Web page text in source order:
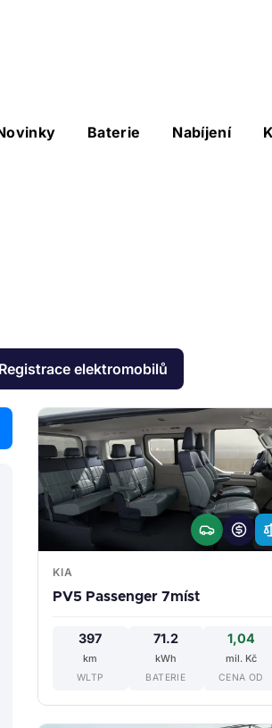
Baterie Nabíjení
navigation
elektromobilů
KIA
PV5 Passenger 7míst
397
km
WLTP
71.2
kWh
BATERIE
1,04
mil. Kč
CENA OD